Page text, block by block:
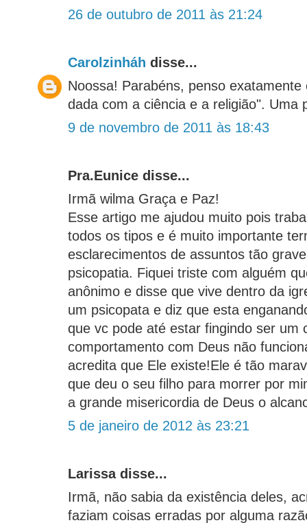
26 de outubro de 2011 às 21:24
Carolzinháh disse...
Noossa! Parabéns, penso
dada com a ciência e a religião". Uma
9 de novembro de 2011 às 18:43
Pra.Eunice disse...
Irmã wilma Graça e Paz!
Esse artigo me ajudou muito pois
todos os tipos e é muito importante
esclarecimentos de assuntos tão
psicopatia. Fiquei triste com alguém
anônimo e disse que vive dentro da
um psicopata e diz que esta
que vc pode até estar fingindo ser um
comportamento com Deus não
acredita que Ele existe!Ele é tão
que deu o seu filho para morrer por
a grande misericordia de Deus o
5 de janeiro de 2012 às 23:21
Larissa disse...
Irmã, não sabia da existência deles,
faziam coisas erradas por alguma